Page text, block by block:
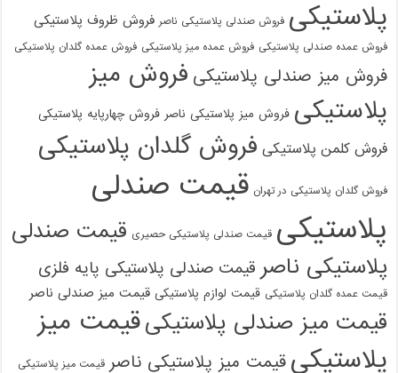
پلاستیکی فروش صندلی پلاستیکی ناصر فروش ظروف پلاستیکی
فروش عمده صندلی پلاستیکی فروش عمده میز پلاستیکی فروش عمده گلدان پلاستیکی
فروش میز صندلی پلاستیکی فروش میز
پلاستیکی فروش میز پلاستیکی ناصر فروش چهارپایه پلاستیکی
فروش کلمن پلاستیکی فروش گلدان پلاستیکی
فروش گلدان پلاستیکی در تهران قیمت صندلی
پلاستیکی قیمت صندلی پلاستیکی حصیری قیمت صندلی
پلاستیکی ناصر قیمت صندلی پلاستیکی پایه فلزی
قیمت عمده گلدان پلاستیکی قیمت لوازم پلاستیکی قیمت میز صندلی ناصر
قیمت میز صندلی پلاستیکیقیمت میز
پلاستیکی قیمت میز پلاستیکی ناصر قیمت میز پلاستیکی